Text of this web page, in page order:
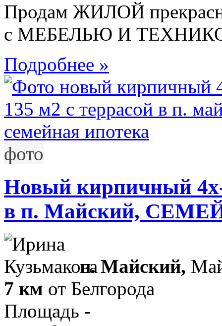
Продам ЖИЛОЙ
с МЕБЕЛЬЮ И
Подробнее »
фото
Новый кирпичный
в п. Майский,
п. Майский,
7 км от Белгорода
Площадь -